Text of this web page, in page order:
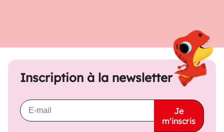
Inscription à la newsletter
Je
m'inscris